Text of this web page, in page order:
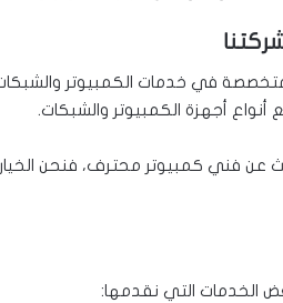
في خدمات الكمبيوتر والشبكات.
أنواع أجهزة الكمبيوتر والشبكات.
عن فني كمبيوتر محترف، فنحن
الخدمات التي نقدمها: